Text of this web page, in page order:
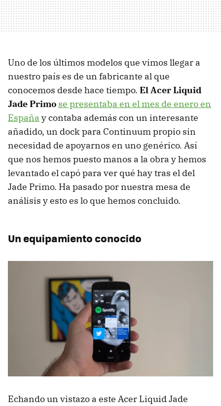
Uno de los últimos modelos que vimos llegar a
nuestro país es de un fabricante al que
conocemos desde hace tiempo. El Acer Liquid
Jade Primo se presentaba en el mes de enero en
España y contaba además con un interesante
añadido, un dock para Continuum propio sin
necesidad de apoyarnos en uno genérico. Así
que nos hemos puesto manos a la obra y hemos
levantado el capó para ver qué hay tras el del
Jade Primo. Ha pasado por nuestra mesa de
análisis y esto es lo que hemos concluido.
Un equipamiento conocido
Echando un vistazo a este Acer Liquid Jade